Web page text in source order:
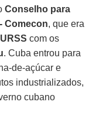
Conselho para
Comecon, que era
URSS com os
. Cuba entrou para
de-açúcar e
industrializados,
cubano